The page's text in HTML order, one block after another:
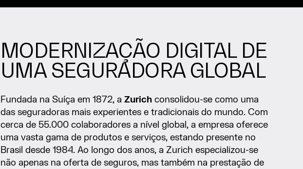
MODERNIZAÇÃO DIGITAL DE
UMA SEGURADORA GLOBAL
Fundada na Suíça em 1872, a Zurich consolidou-se como uma
das seguradoras mais experientes e tradicionais do mundo. Com
cerca de 55.000 colaboradores a nível global, a empresa oferece
uma vasta gama de produtos e serviços, estando presente no
Brasil desde 1984. Ao longo dos anos, a Zurich especializou-se
não apenas na oferta de seguros, mas também na prestação de